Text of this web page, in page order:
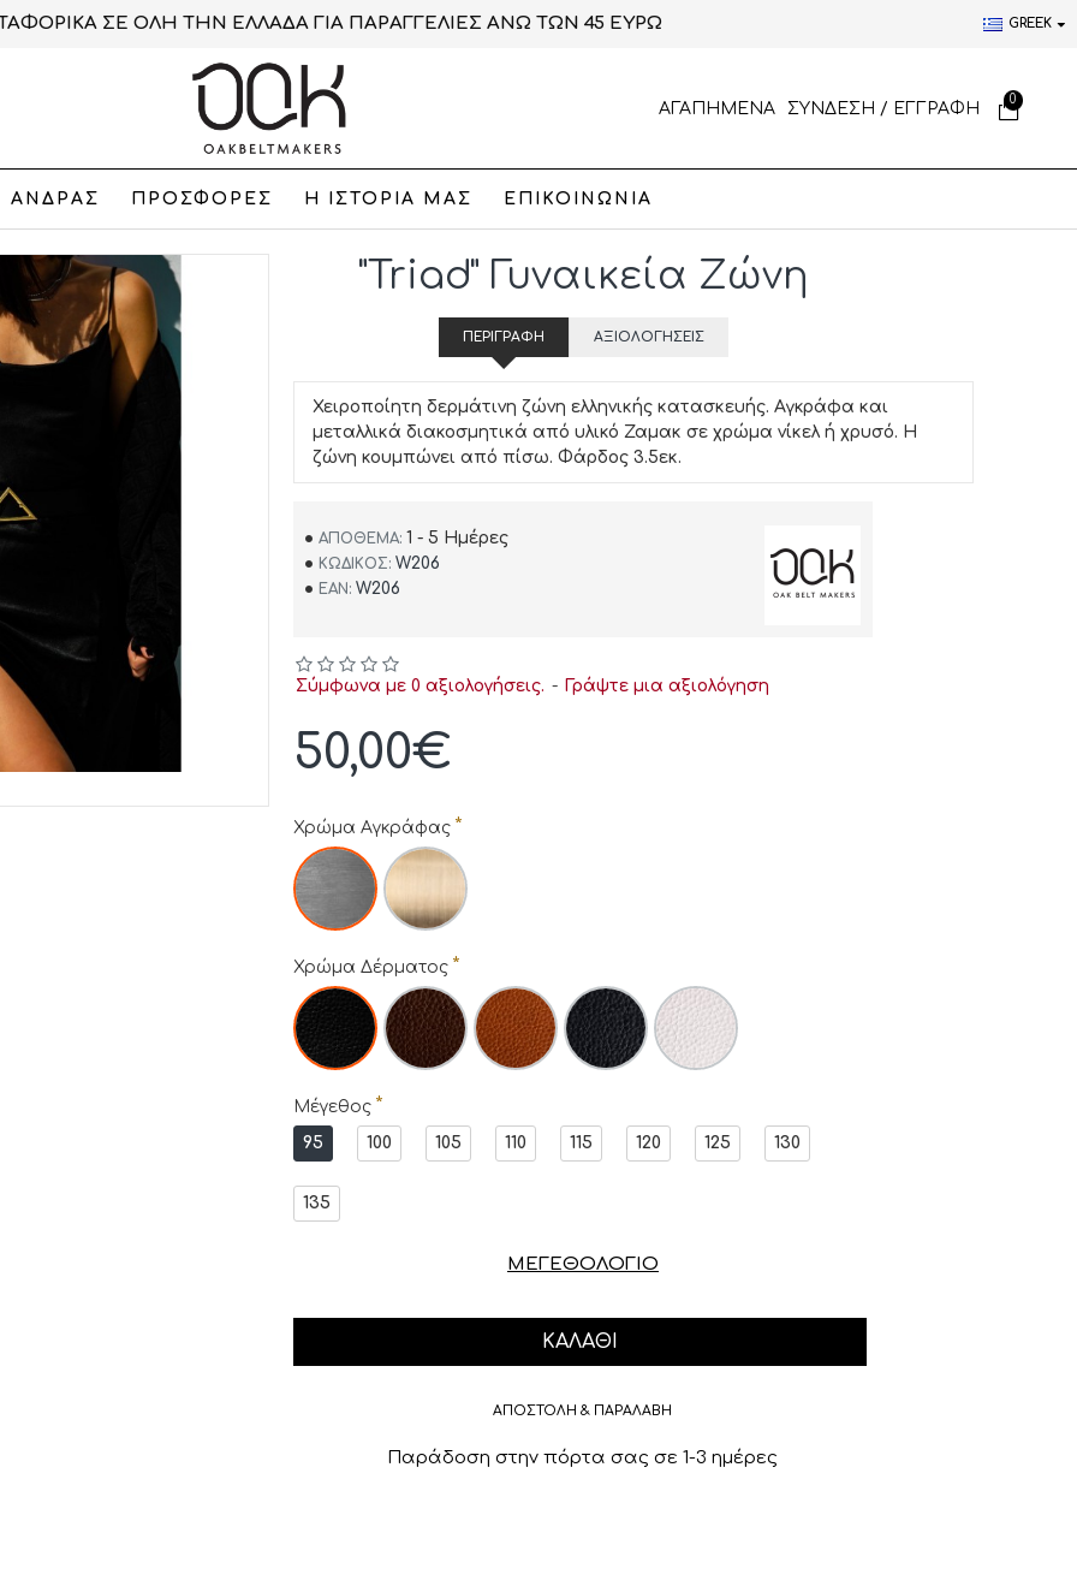
ΣΕ ΟΛΗ ΤΗΝ ΕΛΛΑΔΑ ΓΙΑ ΠΑΡΑΓΓΕΛΙΕΣ ΑΝΩ ΤΩΝ 45 ΕΥΡΩ GREEK
ΑΓΑΠΗΜΕΝΑ ΣΥΝΔΕΣΗ / ΕΓΓΡΑΦΗ 0
ΑΝΔΡΑΣ ΠΡΟΣΦΟΡΕΣ Η ΙΣΤΟΡΙΑ ΜΑΣ ΕΠΙΚΟΙΝΩΝΙΑ
"Triad" Γυναικεία Ζώνη
ΠΕΡΙΓΡΑΦΉ ΑΞΙΟΛΟΓΉΣΕΙΣ
Χειροποίητη δερμάτινη ζώνη ελληνικής κατασκευής. Αγκράφα και
μεταλλικά διακοσμητικά από υλικό Ζαμακ σε χρώμα νίκελ ή χρυσό. Η
ζώνη κουμπώνει από πίσω. Φάρδος 3.5εκ.
ΑΠΌΘΕΜΑ: 1 - 5 Ημέρες
ΚΩΔΙΚΌΣ: W206
EAN: W206
Σύμφωνα με 0 αξιολογήσεις. - Γράψτε μια αξιολόγηση
50,00€
Χρώμα Αγκράφας
Χρώμα Δέρματος
Μέγεθος
95
100 105 110 115 120 125 130
135
ΚΑΛΆΘΙ
ΜΕΓΕΘΟΛΟΓΙΟ
ΑΠΟΣΤΟΛΗ & ΠΑΡΑΛΑΒΗ
Παράδοση στην πόρτα σας σε 1-3 ημέρες